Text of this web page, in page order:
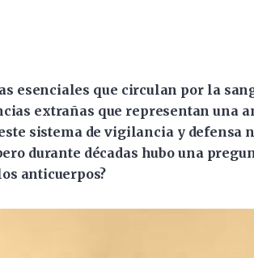
esenciales que circulan por la
extrañas que representan una
sistema de vigilancia y defensa
durante décadas hubo una
anticuerpos?